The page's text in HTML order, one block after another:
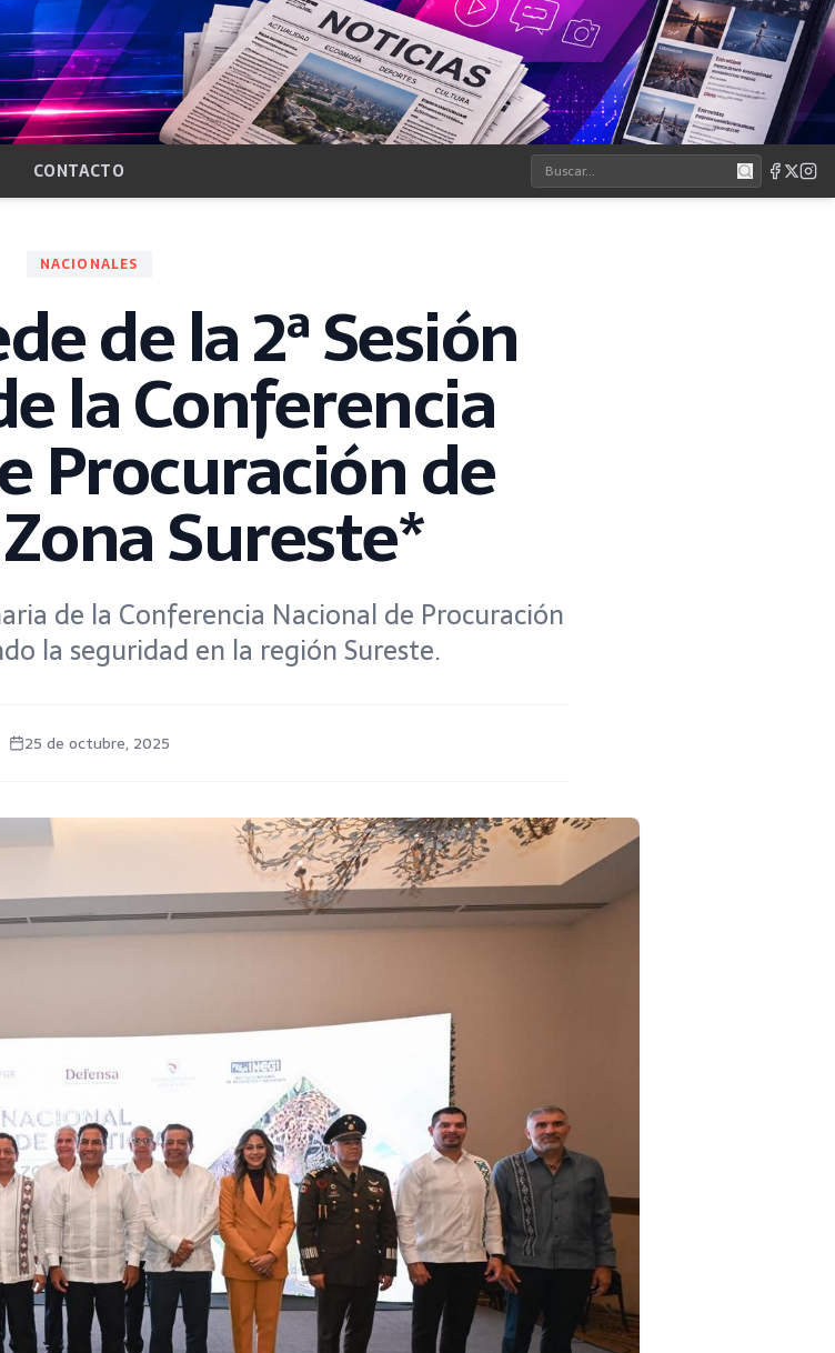
CONTACTO
NACIONALES
de la 2ª Sesión
la Conferencia
Procuración de
Sureste*
de la Conferencia Nacional de Procuración
la seguridad en la región Sureste.
25 de octubre, 2025